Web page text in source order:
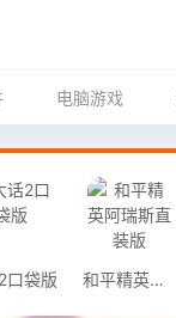
电脑游戏
口袋版 和平精英阿瑞斯直装版